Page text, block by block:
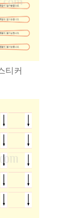
티커